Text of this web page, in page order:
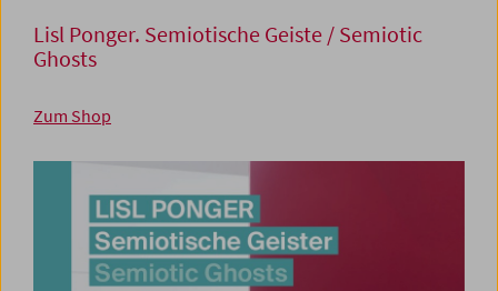
Lisl Ponger. Semiotische Geiste / Semiotic
Ghosts
Zum Shop